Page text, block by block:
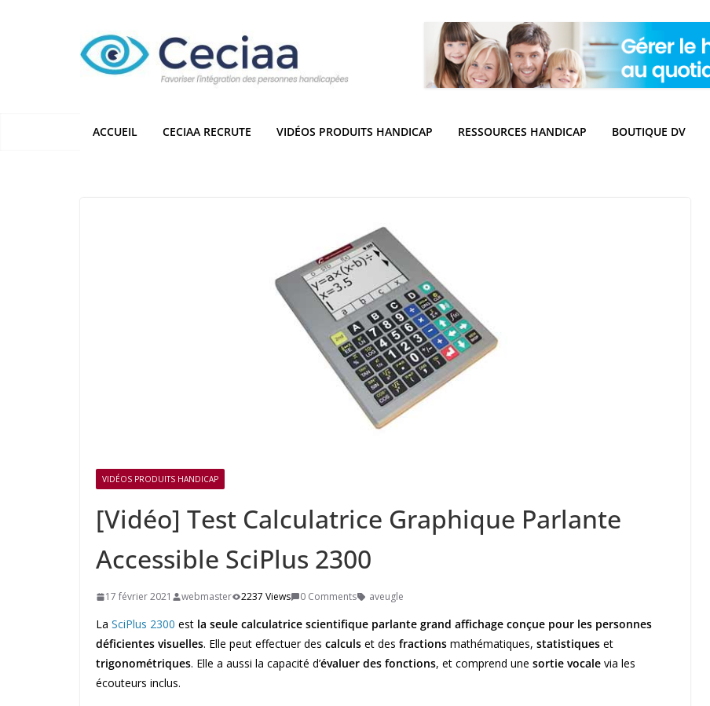
ACCUEIL CECIAA RECRUTE VIDÉOS PRODUITS HANDICAP RESSOURCES HANDICAP BOUTIQUE DV
VIDÉOS PRODUITS HANDICAP
[Vidéo] Test Calculatrice Graphique Parlante
Accessible SciPlus 2300
17 février 2021 webmaster 2237 Views 0 Comments aveugle
La SciPlus 2300 est la seule calculatrice scientifique parlante grand affichage conçue pour les personnes
déficientes visuelles. Elle peut effectuer des calculs et des fractions mathématiques, statistiques et
trigonométriques. Elle a aussi la capacité d’évaluer des fonctions, et comprend une sortie vocale via les
écouteurs inclus.